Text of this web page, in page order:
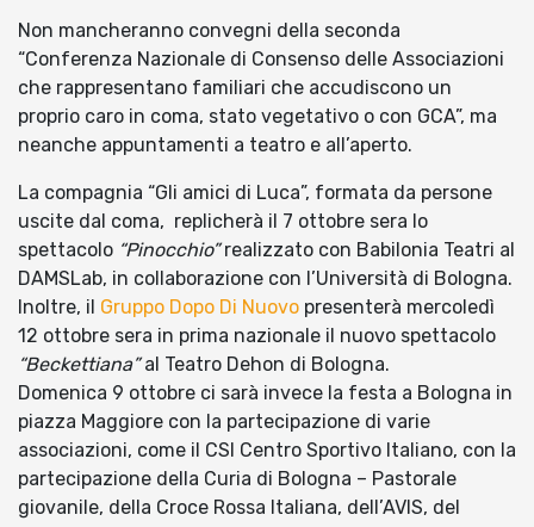
Non mancheranno convegni della seconda
“Conferenza Nazionale di Consenso delle Associazioni
che rappresentano familiari che accudiscono un
proprio caro in coma, stato vegetativo o con GCA”, ma
neanche appuntamenti a teatro e all’aperto.
La compagnia “Gli amici di Luca”, formata da persone
uscite dal coma, replicherà il 7 ottobre sera lo
spettacolo “Pinocchio”realizzato con Babilonia Teatri al
DAMSLab, in collaborazione con l’Università di Bologna.
Inoltre, il Gruppo Dopo Di Nuovo presenterà mercoledì
12 ottobre sera in prima nazionale il nuovo spettacolo
“Beckettiana”al Teatro Dehon di Bologna.
Domenica 9 ottobre ci sarà invece la festa a Bologna in
piazza Maggiore con la partecipazione di varie
associazioni, come il CSI Centro Sportivo Italiano, con la
partecipazione della Curia di Bologna – Pastorale
giovanile, della Croce Rossa Italiana, dell’AVIS, del